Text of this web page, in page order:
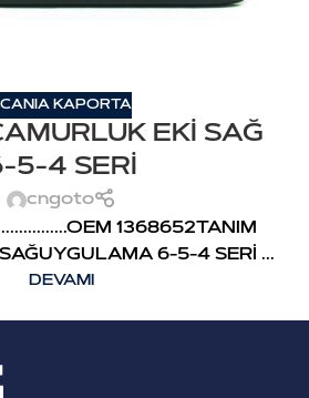
KAPORTA
EKİ SAĞ
5-4 SERİ
cngoto
1368652TANIM
6-5-4 SERİ ...
DEVAMI